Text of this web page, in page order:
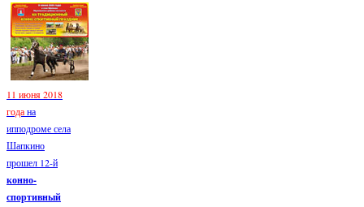
11 июня 2018
годана
ипподроме села
Шапкино
прошел 12-й
конно-
спортивный